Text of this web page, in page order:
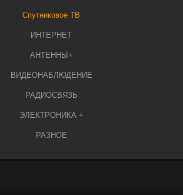
Спутниковое ТВ
ИНТЕРНЕТ
АНТЕННЫ+
ВИДЕОНАБЛЮДЕНИЕ
РАДИОСВЯЗЬ
ЭЛЕКТРОНИКА +
РАЗНОЕ